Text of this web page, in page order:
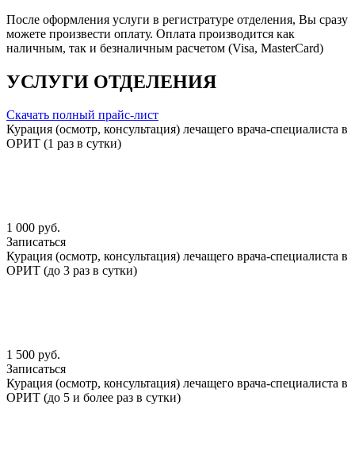
После оформления услуги в регистратуре отделения, Вы сразу
можете произвести оплату. Оплата производится как
наличным, так и безналичным расчетом (Visa, MasterCard)
УСЛУГИ ОТДЕЛЕНИЯ
Скачать полный прайс-лист
Курация (осмотр, консультация) лечащего врача-специалиста в
ОРИТ (1 раз в сутки)
1 000 руб.
Записаться
Курация (осмотр, консультация) лечащего врача-специалиста в
ОРИТ (до 3 раз в сутки)
1 500 руб.
Записаться
Курация (осмотр, консультация) лечащего врача-специалиста в
ОРИТ (до 5 и более раз в сутки)